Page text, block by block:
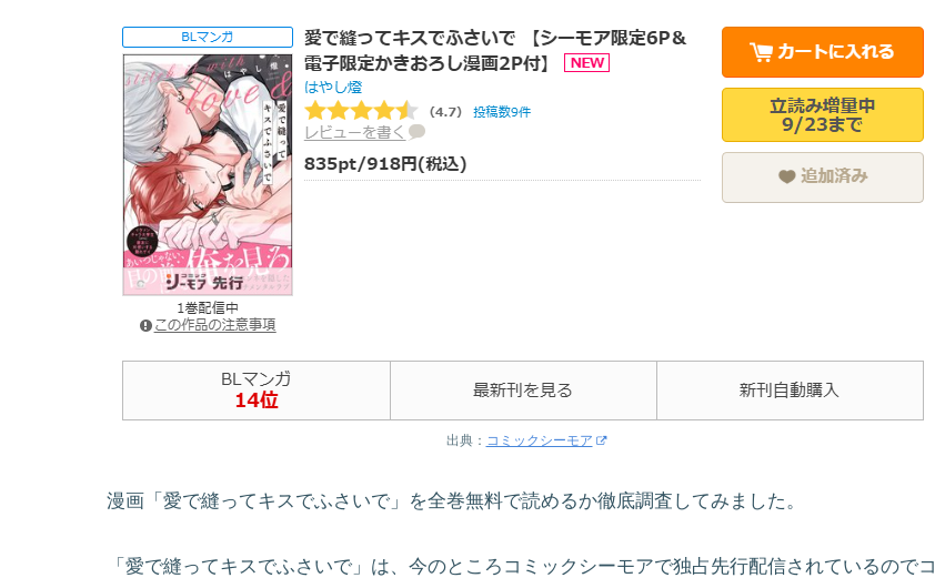
出典： コミックシーモア
漫画「愛で縫ってキスでふさいで」を全巻無料で読めるか徹底調査してみました。
「愛で縫ってキスでふさいで」は、今のところコミックシーモアで独占先行配信されているのでコ